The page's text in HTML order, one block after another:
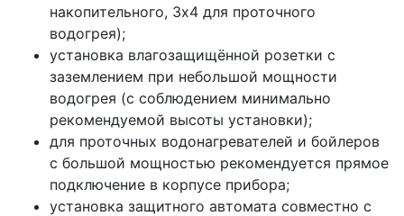
накопительного, 3х4 для проточного
водогрея);
установка влагозащищённой розетки с
заземлением при небольшой мощности
водогрея (с соблюдением минимально
рекомендуемой высоты установки);
для проточных водонагревателей и бойлеров
с большой мощностью рекомендуется прямое
подключение в корпусе прибора;
установка защитного автомата совместно с